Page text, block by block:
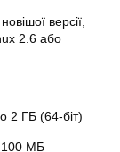
версії,
2.6 або
2 ГБ (64-біт)
100 МБ